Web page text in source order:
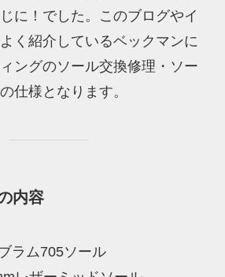
に！でした。このブログやイ
く紹介しているベックマンに
ングのソール交換修理・ソー
仕様となります。
内容
ラム705ソール